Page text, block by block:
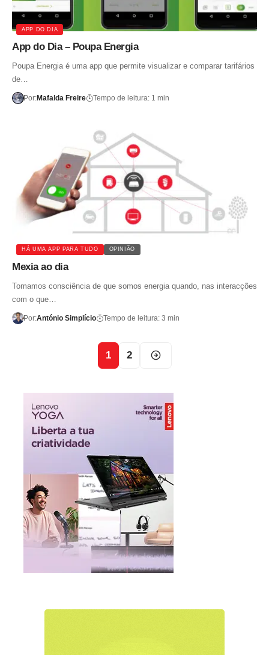
APP DO DIA
App do Dia – Poupa Energia
Poupa Energia é uma app que permite visualizar e comparar tarifários
de…
Por:Mafalda Freire Tempo de leitura: 1 min
HÁ UMA APP PARA TUDO OPINIÃO
Mexia ao dia
Tomamos consciência de que somos energia quando, nas interacções
com o que…
Por:António Simplício Tempo de leitura: 3 min
1 2